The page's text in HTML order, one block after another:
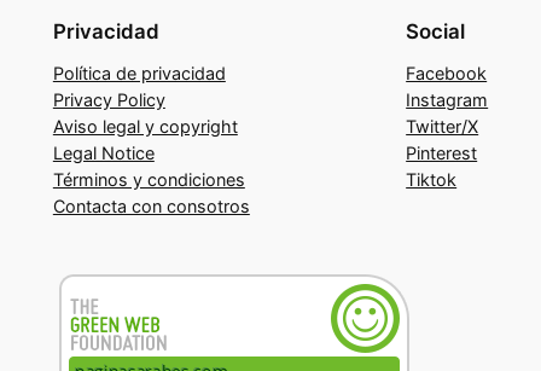
Privacidad
Política de privacidad
Privacy Policy
Aviso legal y copyright
Legal Notice
Términos y condiciones
Contacta con consotros
Social
Facebook
Instagram
Twitter/X
Pinterest
Tiktok